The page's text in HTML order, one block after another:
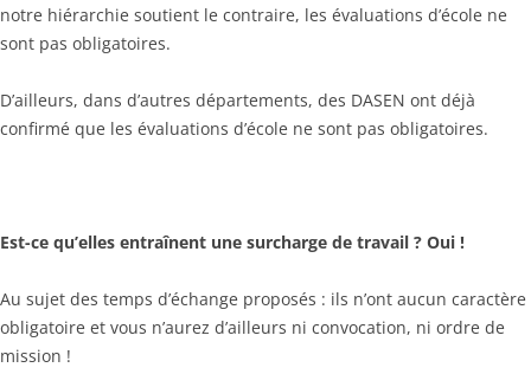
notre hiérarchie soutient le contraire, les évaluations d’école ne
sont pas obligatoires.
D’ailleurs, dans d’autres départements, des DASEN ont déjà
confirmé que les évaluations d’école ne sont pas obligatoires.
Est-ce qu’elles entraînent une surcharge de travail ? Oui !
Au sujet des temps d’échange proposés : ils n’ont aucun caractère
obligatoire et vous n’aurez d’ailleurs ni convocation, ni ordre de
mission !